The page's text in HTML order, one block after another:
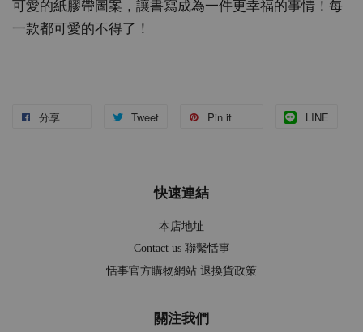
可愛的紙膠帶圖案，讓書寫成為一件更幸福的事情！每
一款都可愛的不得了！
分享 Tweet Pin it LINE
快速連結
本店地址
Contact us 聯繫恬事
恬事官方購物網站 退換貨政策
關注我們